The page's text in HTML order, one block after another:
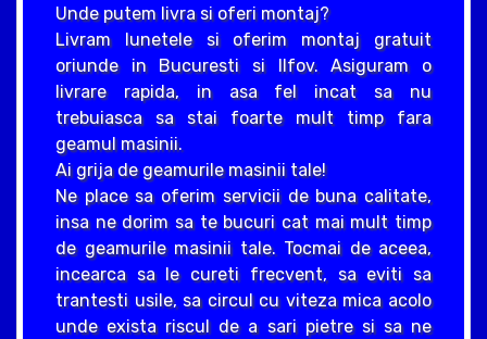
Unde putem livra si oferi montaj?
Livram lunetele si oferim montaj gratuit
oriunde in Bucuresti si Ilfov. Asiguram o
livrare rapida, in asa fel incat sa nu
trebuiasca sa stai foarte mult timp fara
geamul masinii.
Ai grija de geamurile masinii tale!
Ne place sa oferim servicii de buna calitate,
insa ne dorim sa te bucuri cat mai mult timp
de geamurile masinii tale. Tocmai de aceea,
incearca sa le cureti frecvent, sa eviti sa
trantesti usile, sa circul cu viteza mica acolo
unde exista riscul de a sari pietre si sa ne